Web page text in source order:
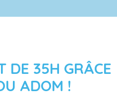
DE 35H GRÂCE
ADOM !